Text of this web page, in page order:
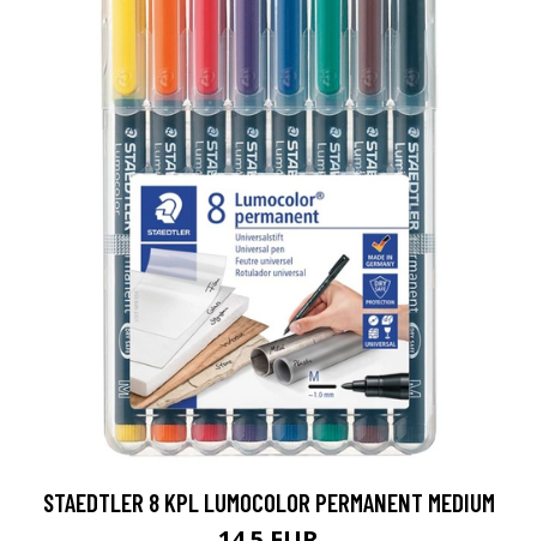
STAEDTLER 8 KPL LUMOCOLOR PERMANENT MEDIUM